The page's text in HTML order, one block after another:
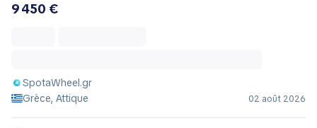
9 450 €
SpotaWheel.gr
Grèce, Attique
02 août 2026